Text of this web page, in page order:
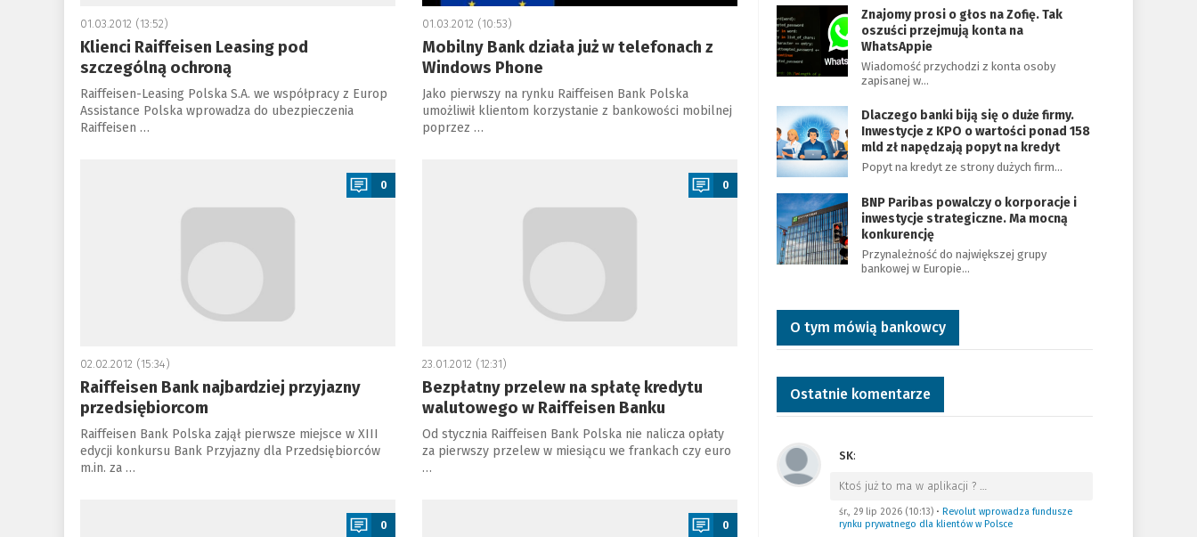
01.03.2012 (13:52)
Klienci Raiffeisen Leasing pod
szczególną ochroną
Raiffeisen-Leasing Polska S.A. we współpracy z Europ
Assistance Polska wprowadza do ubezpieczenia
Raiffeisen …
01.03.2012 (10:53)
Mobilny Bank działa już w telefonach z
Windows Phone
Jako pierwszy na rynku Raiffeisen Bank Polska
umożliwił klientom korzystanie z bankowości mobilnej
poprzez …
0
02.02.2012 (15:34)
Raiffeisen Bank najbardziej przyjazny
przedsiębiorcom
Raiffeisen Bank Polska zajął pierwsze miejsce w XIII
edycji konkursu Bank Przyjazny dla Przedsiębiorców
m.in. za …
0
23.01.2012 (12:31)
Bezpłatny przelew na spłatę kredytu
walutowego w Raiffeisen Banku
Od stycznia Raiffeisen Bank Polska nie nalicza opłaty
za pierwszy przelew w miesiącu we frankach czy euro
…
0 0
Znajomy prosi o głos na Zofię. Tak
oszuści przejmują konta na
WhatsAppie
Wiadomość przychodzi z konta osoby
zapisanej w…
Dlaczego banki biją się o duże firmy.
Inwestycje z KPO o wartości ponad 158
mld zł napędzają popyt na kredyt
Popyt na kredyt ze strony dużych firm…
BNP Paribas powalczy o korporacje i
inwestycje strategiczne. Ma mocną
konkurencję
Przynależność do największej grupy
bankowej w Europie…
O tym mówią bankowcy
Ostatnie komentarze
SK:
Ktoś już to ma w aplikacji ? …
śr., 29 lip 2026 (10:13)• Revolut wprowadza fundusze
rynku prywatnego dla klientów w Polsce